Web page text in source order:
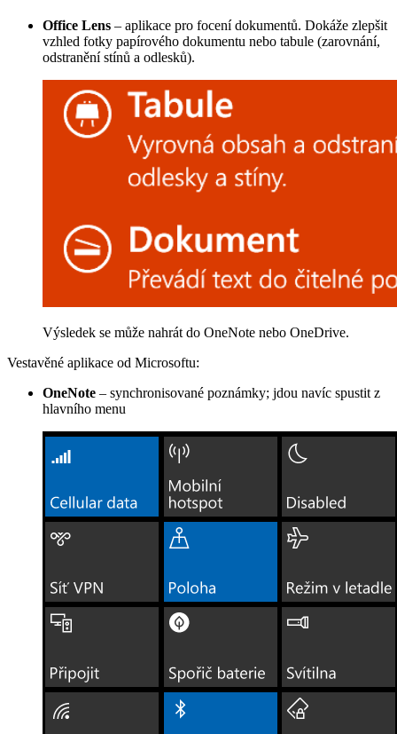
Office Lens – aplikace pro focení dokumentů. Dokáže zlepšit
vzhled fotky papírového dokumentu nebo tabule (zarovnání,
odstranění stínů a odlesků).
Výsledek se může nahrát do OneNote nebo OneDrive.
Vestavěné aplikace od Microsoftu:
OneNote – synchronisované poznámky; jdou navíc spustit z
hlavního menu